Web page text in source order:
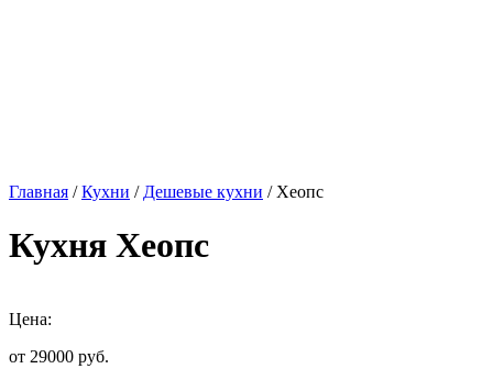
Главная /Кухни / Дешевые кухни / Хеопс
Кухня Хеопс
Цена:
от 29000 руб.